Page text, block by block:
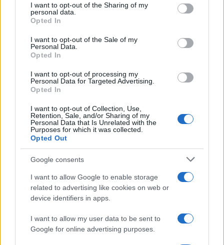
I want to opt-out of the Sharing of my
personal data.
Opted In
I want to opt-out of the Sale of my
Personal Data.
Opted In
I want to opt-out of processing my
Personal Data for Targeted Advertising.
Opted In
I want to opt-out of Collection, Use,
Retention, Sale, and/or Sharing of my
Personal Data that Is Unrelated with the
Purposes for which it was collected.
Opted Out
Google consents
I want to allow Google to enable storage
related to advertising like cookies on web or
device identifiers in apps.
I want to allow my user data to be sent to
Google for online advertising purposes.
precedentemente. Abbiamo eletto un Parlamento
ricco di analfabeti e disoccupati e ci
tirare a campare, mentre moralisticamente
l’indignazione è manovrata ad arte ad esecrare
l’esercizio di un diritto previsto da una Legge
semplicemente sbagliata.
Inpsdel distrattoPasquale Tridico
chiedo una
sola cosa: la richiesta fatta dai deputati e
consiglieri regionali per ottenere il bonus doveva
essere corredata della dichiarazione di aver subito
una diminuzione del reddito ad effetto del Covid.
È stato fatto questo controllo? Perché
dell’indignazione morale non so che farmene
interessante da perseguire. Tutta questa stupida